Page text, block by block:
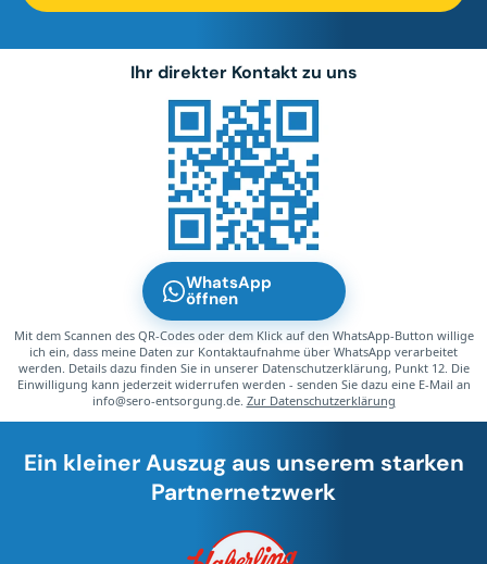
Ihr direkter Kontakt zu uns
WhatsApp
öffnen
Mit dem Scannen des QR-Codes oder dem Klick auf den WhatsApp-Button willige
ich ein, dass meine Daten zur Kontaktaufnahme über WhatsApp verarbeitet
werden. Details dazu finden Sie in unserer Datenschutzerklärung, Punkt 12. Die
Einwilligung kann jederzeit widerrufen werden - senden Sie dazu eine E-Mail an
info@sero-entsorgung.de. Zur Datenschutzerklärung
Ein kleiner Auszug aus unserem starken
Partnernetzwerk